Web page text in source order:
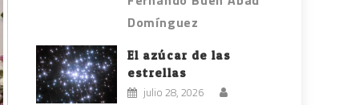
Domínguez
El azúcar de las
estrellas
julio 28, 2026